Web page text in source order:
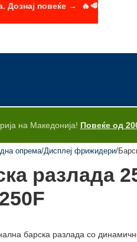
на Македонија! Повеќе од
опрема Дисплеј фрижидери
разлада
барска разлада со
Дознај повеќе → 🔥🥩